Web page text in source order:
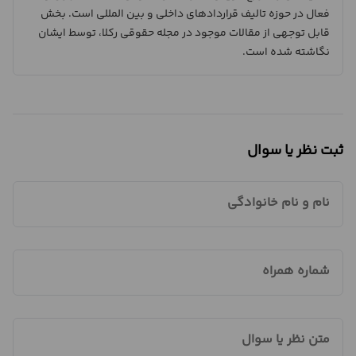
فعال در حوزه تالیف قراردادهای داخلی و بین المللی است. بخش
قابل توجهی از مقالات موجود در مجله حقوقی رکلا، توسط ایشان
نگاشته شده است.
ثبت نظر یا سوال
نام و نام خانوادگی
شماره همراه
متن نظر یا سوال